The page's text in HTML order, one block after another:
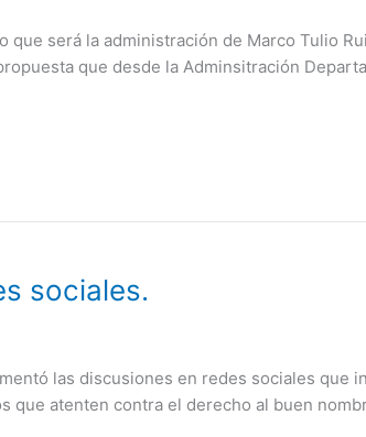
que será la administración de Marco Tulio
que desde la Adminsitración
sociales.
las discusiones en redes sociales que
que atenten contra el derecho al buen